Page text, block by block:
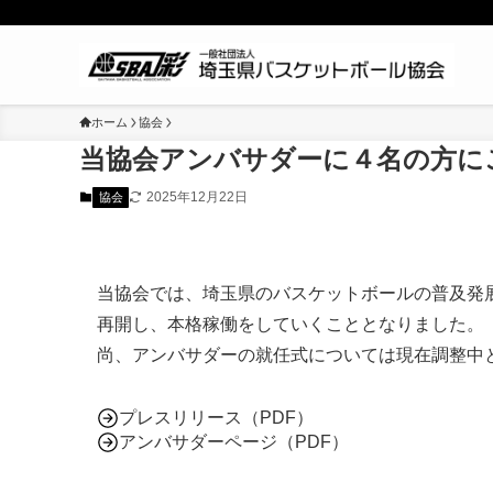
ホーム 協会
当協会アンバサダーに４名の方
協会 2025年12月22日
当協会では、埼玉県のバスケットボールの普及
再開し、本格稼働をしていくこととなりました。
尚、アンバサダーの就任式については現在調整
プレスリリース（PDF）
アンバサダーページ（PDF）